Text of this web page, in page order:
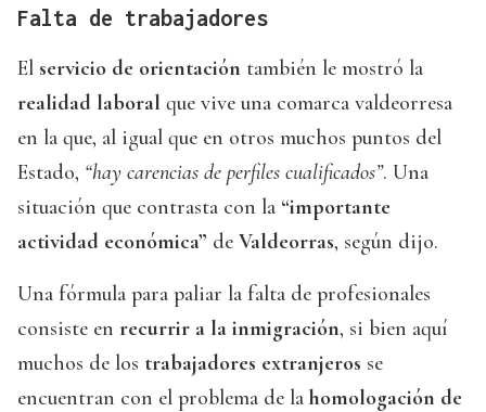
Falta de trabajadores
El servicio de orientación también le mostró la
realidad laboral que vive una comarca valdeorresa
en la que, al igual que en otros muchos puntos del
Estado, “hay carencias de perfiles cualificados”. Una
situación que contrasta con la “importante
actividad económica” de Valdeorras, según dijo.
Una fórmula para paliar la falta de profesionales
consiste en recurrir a la inmigración, si bien aquí
muchos de los trabajadores extranjeros se
encuentran con el problema de la homologación de